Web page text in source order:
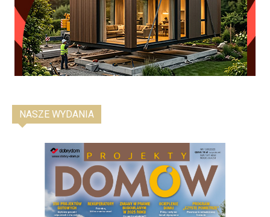
NASZE WYDANIA